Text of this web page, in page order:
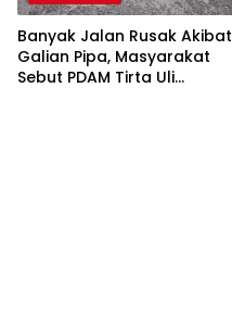
Banyak Jalan Rusak Akibat
Galian Pipa, Masyarakat
Sebut PDAM Tirta Uli